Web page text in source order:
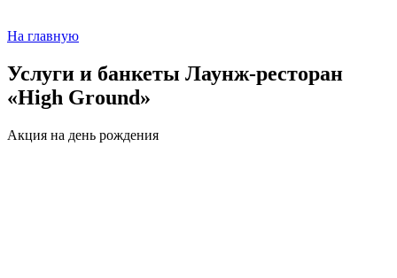
На главную
Услуги и банкеты Лаунж-ресторан
«High Ground»
Акция на день рождения